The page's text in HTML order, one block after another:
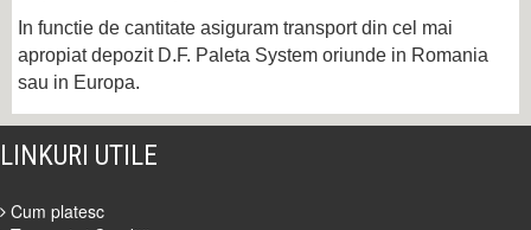
In functie de cantitate asiguram transport din cel mai
apropiat depozit D.F. Paleta System oriunde in Romania
sau in Europa.
LINKURI UTILE
Cum platesc